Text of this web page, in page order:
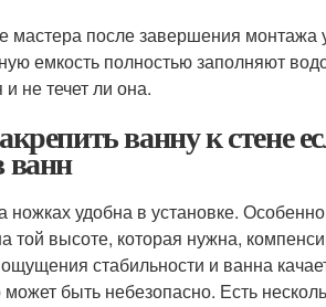
после завершения монтажа
емкость полностью заполняют
и не течет ли она.
ванну к стене
ванн
ножках удобна в установке.
той высоте, которая нужна,
стабильности и ванна
может быть небезопасно. Есть